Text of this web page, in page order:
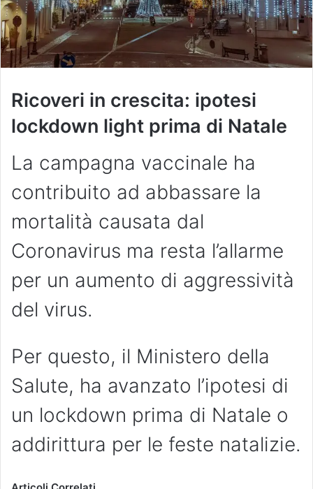
Ricoveri in crescita: ipotesi
lockdown light prima di Natale
La campagna vaccinale ha
contribuito ad abbassare la
mortalità causata dal
Coronavirus ma resta l’allarme
per un aumento di aggressività
del virus.
Per questo, il Ministero della
Salute, ha avanzato l’ipotesi di
un lockdown prima di Natale o
addirittura per le feste natalizie.